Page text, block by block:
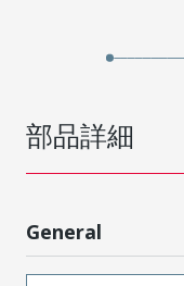
部品詳細
General